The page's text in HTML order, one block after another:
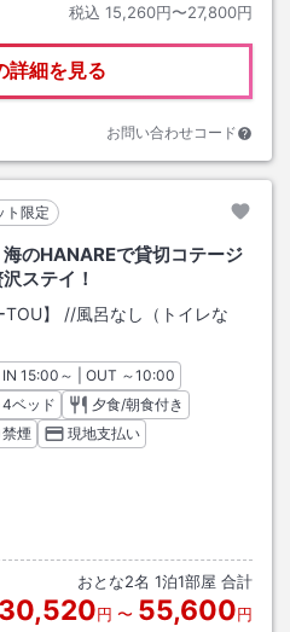
税込 15,260円〜27,800円
詳細を見る
お問い合わせコード
ト限定
海のHANAREで貸切コテージ
ステイ！
】 //風呂なし（トイレな
INチェックイン
15:00 ～ | OUT チェックアウト
～10:00
4ベッド
夕食/朝食付き
禁煙
現地支払い
おとな2名 1泊1部屋 合計
30,520円 〜 55,600円